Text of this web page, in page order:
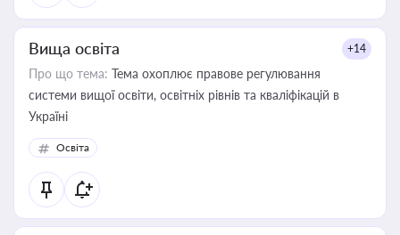
Вища освіта +14
Про що тема: Тема охоплює правове регулювання
системи вищої освіти, освітніх рівнів та кваліфікацій в
Україні
Освіта